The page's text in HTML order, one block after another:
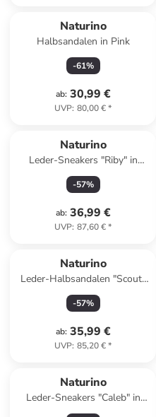
Naturino
Halbsandalen in Pink
-61%
ab: 30,99 €
UVP: 80,00 €*
Naturino
Leder-Sneakers "Riby" in
Hellbraun
-57%
ab: 36,99 €
UVP: 87,60 €*
Naturino
Leder-Halbsandalen "Scout"
in Braun
-57%
ab: 35,99 €
UVP: 85,20 €*
Naturino
Leder-Sneakers "Caleb" in
Dunkelblau/ Hellbraun